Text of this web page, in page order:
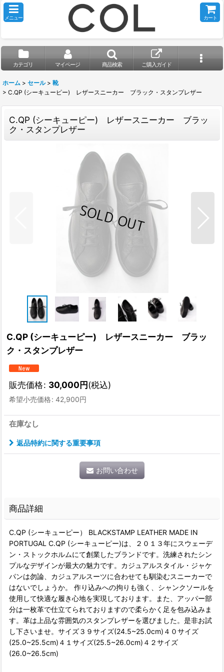
メニュー カート
カテゴリ マイページ 商品検索 ご購入ガイド
ホーム > セール > 靴
> C.QP (シーキューピー) レザースニーカー ブラック・スタンプレザー
C.QP (シーキューピー) レザースニーカー ブラッ
ク・スタンプレザー
C.QP (シーキューピー) レザースニーカー ブラッ
ク・スタンプレザー
販売価格: 30,000円(税込)
希望小売価格: 42,900円
在庫なし
返品特約に関する重要事項
お問い合わせ
商品詳細
C.QP (シーキューピー） BLACKSTAMP LEATHER MADE IN
PORTUGAL C.QP (シーキューピー)は、２０１３年にスウェーデ
ン・ストックホルムにて創業したブランドです。洗練されたシン
プルなデザインが最大の魅力です。カジュアルスタイル・ジャケ
パンは勿論、カジュアルスーツに合わせても馴染むスニーカーで
はないでしょうか。 作り込みへの拘りも強く、シャンクソールを
使用して快適な履き心地を実現しております。また、アッパー部
分は一枚革で仕立てられておりますので柔らかく足を包み込みま
す。革は上品な雰囲気のスタンプレザーを選びました。是非お試
し下さいませ。サイズ３９サイズ(24.5~25.0cm)４０サイズ
(25.0~25.5cm)４１サイズ(25.5~26.0cm)４２サイズ
(26.0~26.5cm)